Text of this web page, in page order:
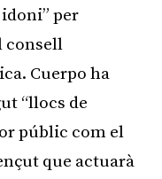
per
consell
Cuerpo ha
“llocs de
públic com el
que actuarà